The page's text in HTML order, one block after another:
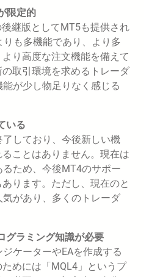
限定的
継版としてMT5も提供され
も多機能であり、より多
り高度な注文機能を備えて
取引環境を求めるトレーダ
が少し物足りなく感じる
いる
しており、今後新しい機
ことはありません。現在は
ため、今後MT4のサポー
ります。ただし、現在のと
があり、多くのトレーダ
グラミング知識が必要
ケーターやEAを作成する
めには「MQL4」というプ